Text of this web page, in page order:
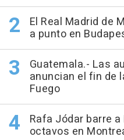
El Real Madrid de
a punto en
Guatemala.- Las
anuncian el fin de
Fuego
Rafa Jódar barre
octavos en